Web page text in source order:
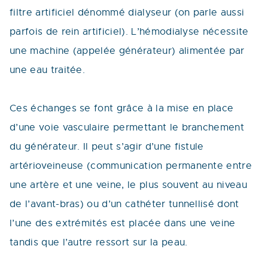
filtre artificiel dénommé dialyseur (on parle aussi
parfois de rein artificiel). L’hémodialyse nécessite
une machine (appelée générateur) alimentée par
une eau traitée.
Ces échanges se font grâce à la mise en place
d’une voie vasculaire permettant le branchement
du générateur. Il peut s’agir d’une fistule
artérioveineuse (communication permanente entre
une artère et une veine, le plus souvent au niveau
de l’avant-bras) ou d’un cathéter tunnellisé dont
l’une des extrémités est placée dans une veine
tandis que l’autre ressort sur la peau.